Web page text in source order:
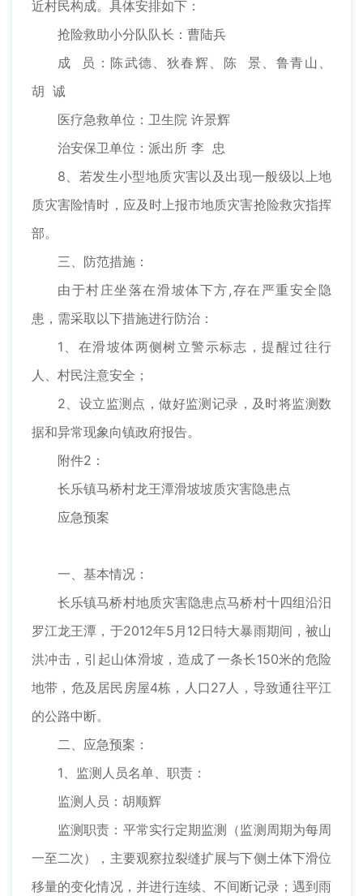
近村民构成。具体安排如下：
抢险救助小分队队长：曹陆兵
成 员：陈武德、狄春辉、陈 景、鲁青山、
胡 诚
医疗急救单位：卫生院 许景辉
治安保卫单位：派出所 李 忠
8、若发生小型地质灾害以及出现一般级以上地
质灾害险情时，应及时上报市地质灾害抢险救灾指挥
部。
三、防范措施：
由于村庄坐落在滑坡体下方,存在严重安全隐
患，需采取以下措施进行防治：
1、在滑坡体两侧树立警示标志，提醒过往行
人、村民注意安全；
2、设立监测点，做好监测记录，及时将监测数
据和异常现象向镇政府报告。
附件2：
长乐镇马桥村龙王潭滑坡坡质灾害隐患点
应急预案
一、基本情况：
长乐镇马桥村地质灾害隐患点马桥村十四组沿汨
罗江龙王潭，于2012年5月12日特大暴雨期间，被山
洪冲击，引起山体滑坡，造成了一条长150米的危险
地带，危及居民房屋4栋，人口27人，导致通往平江
的公路中断。
二、应急预案：
1、监测人员名单、职责：
监测人员：胡顺辉
监测职责：平常实行定期监测（监测周期为每周
一至二次），主要观察拉裂缝扩展与下侧土体下滑位
移量的变化情况，并进行连续、不间断记录；遇到雨